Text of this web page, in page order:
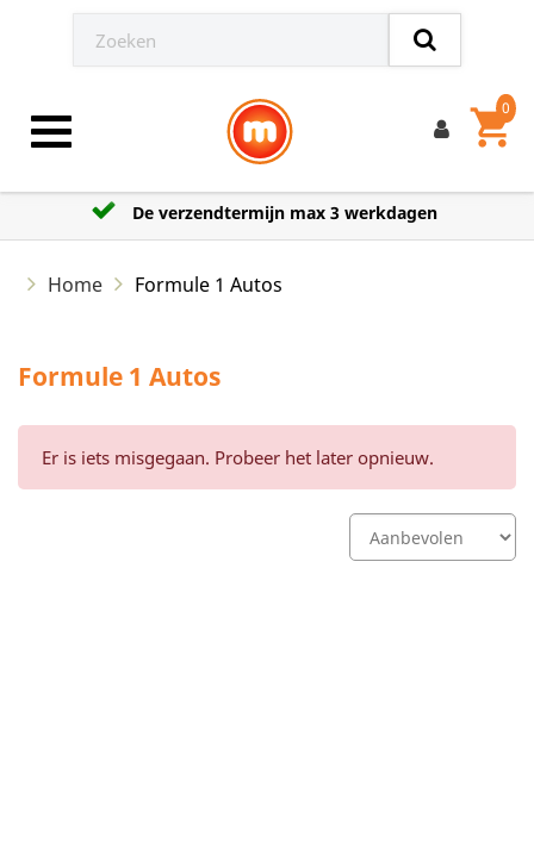
Toggle navigation shopping_cart
0
De verzendtermijn max 3 werkdagen
Home Formule 1 Autos
Formule 1 Autos
Er is iets misgegaan. Probeer het later opnieuw.